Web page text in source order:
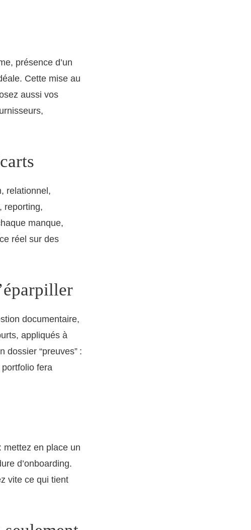
présence d’un
Cette mise au
aussi vos
relationnel,
reporting,
manque,
réel sur des
documentaire,
appliqués à
dossier “preuves” :
fera
mettez en place un
d’onboarding.
vite ce qui tient